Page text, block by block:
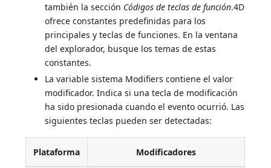
también la sección Códigos de teclas de función.4D
ofrece constantes predefinidas para los
principales y teclas de funciones. En la ventana
del explorador, busque los temas de estas
constantes.
La variable sistema Modifiers contiene el valor
modificador. Indica si una tecla de modificación
ha sido presionada cuando el evento ocurrió. Las
siguientes teclas pueden ser detectadas:
Plataforma Modificadores